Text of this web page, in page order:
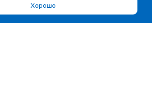
Хорошо